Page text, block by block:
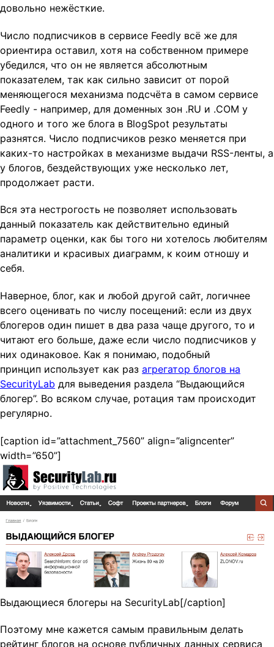
довольно нежёсткие.
Число подписчиков в сервисе Feedly всё же для
ориентира оставил, хотя на собственном примере
убедился, что он не является абсолютным
показателем, так как сильно зависит от порой
меняющегося механизма подсчёта в самом сервисе
Feedly - например, для доменных зон .RU и .COM у
одного и того же блога в BlogSpot результаты
разнятся. Число подписчиков резко меняется при
каких-то настройках в механизме выдачи RSS-ленты, а
у блогов, бездействующих уже несколько лет,
продолжает расти.
Вся эта нестрогость не позволяет использовать
данный показатель как действительно единый
параметр оценки, как бы того ни хотелось любителям
аналитики и красивых диаграмм, к коим отношу и
себя.
Наверное, блог, как и любой другой сайт, логичнее
всего оценивать по числу посещений: если из двух
блогеров один пишет в два раза чаще другого, то и
читают его больше, даже если число подписчиков у
них одинаковое. Как я понимаю, подобный
принцип использует как раз агрегатор блогов на
SecurityLab для выведения раздела “Выдающийся
блогер”. Во всяком случае, ротация там происходит
регулярно.
[caption id=”attachment_7560” align=”aligncenter”
width=”650”]
Выдающиеся блогеры на SecurityLab[/caption]
Поэтому мне кажется самым правильным делать
рейтинг блогов на основе публичных данных сервиса